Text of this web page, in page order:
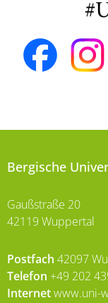
Bergische
Gaußstraße 20
42119 Wuppertal
Postfach 42097
Telefon +49 202
Internetwww.uni-